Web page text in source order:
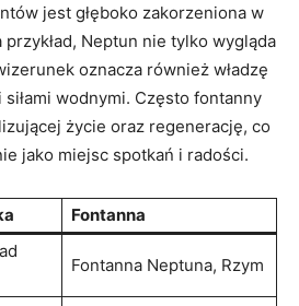
jest głęboko zakorzeniona w
Neptun nie tylko wygląda
oznacza również władzę
siłami wodnymi. Często fontanny
życie oraz regenerację, co
jako miejsc spotkań i radości.
Fontanna
Fontanna Neptuna, Rzym